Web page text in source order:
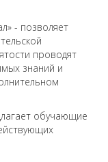
- позволяет
проводят
знаний и
обучающие